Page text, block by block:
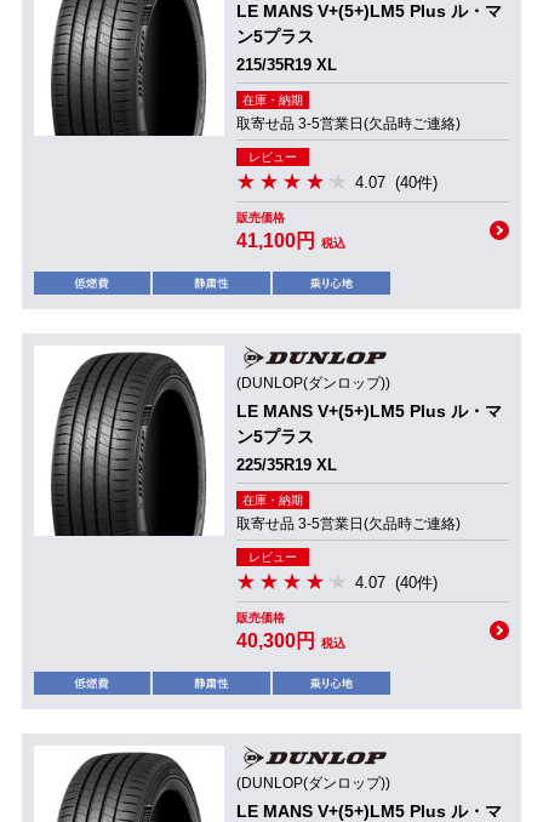
LE MANS V+(5+)LM5 Plus ル・マ
ン5プラス
215/35R19 XL
在庫・納期
取寄せ品 3-5営業日(欠品時ご連絡)
レビュー
4.07 (40件)
販売価格
41,100円 税込
(DUNLOP(ダンロップ))
LE MANS V+(5+)LM5 Plus ル・マ
ン5プラス
225/35R19 XL
在庫・納期
取寄せ品 3-5営業日(欠品時ご連絡)
レビュー
4.07 (40件)
販売価格
40,300円 税込
(DUNLOP(ダンロップ))
LE MANS V+(5+)LM5 Plus ル・マ